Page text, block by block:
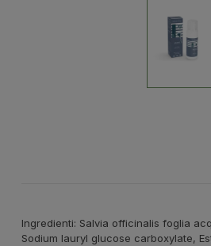
Ingredienti: Salvia officinalis foglia
Sodium lauryl glucose carboxylate,